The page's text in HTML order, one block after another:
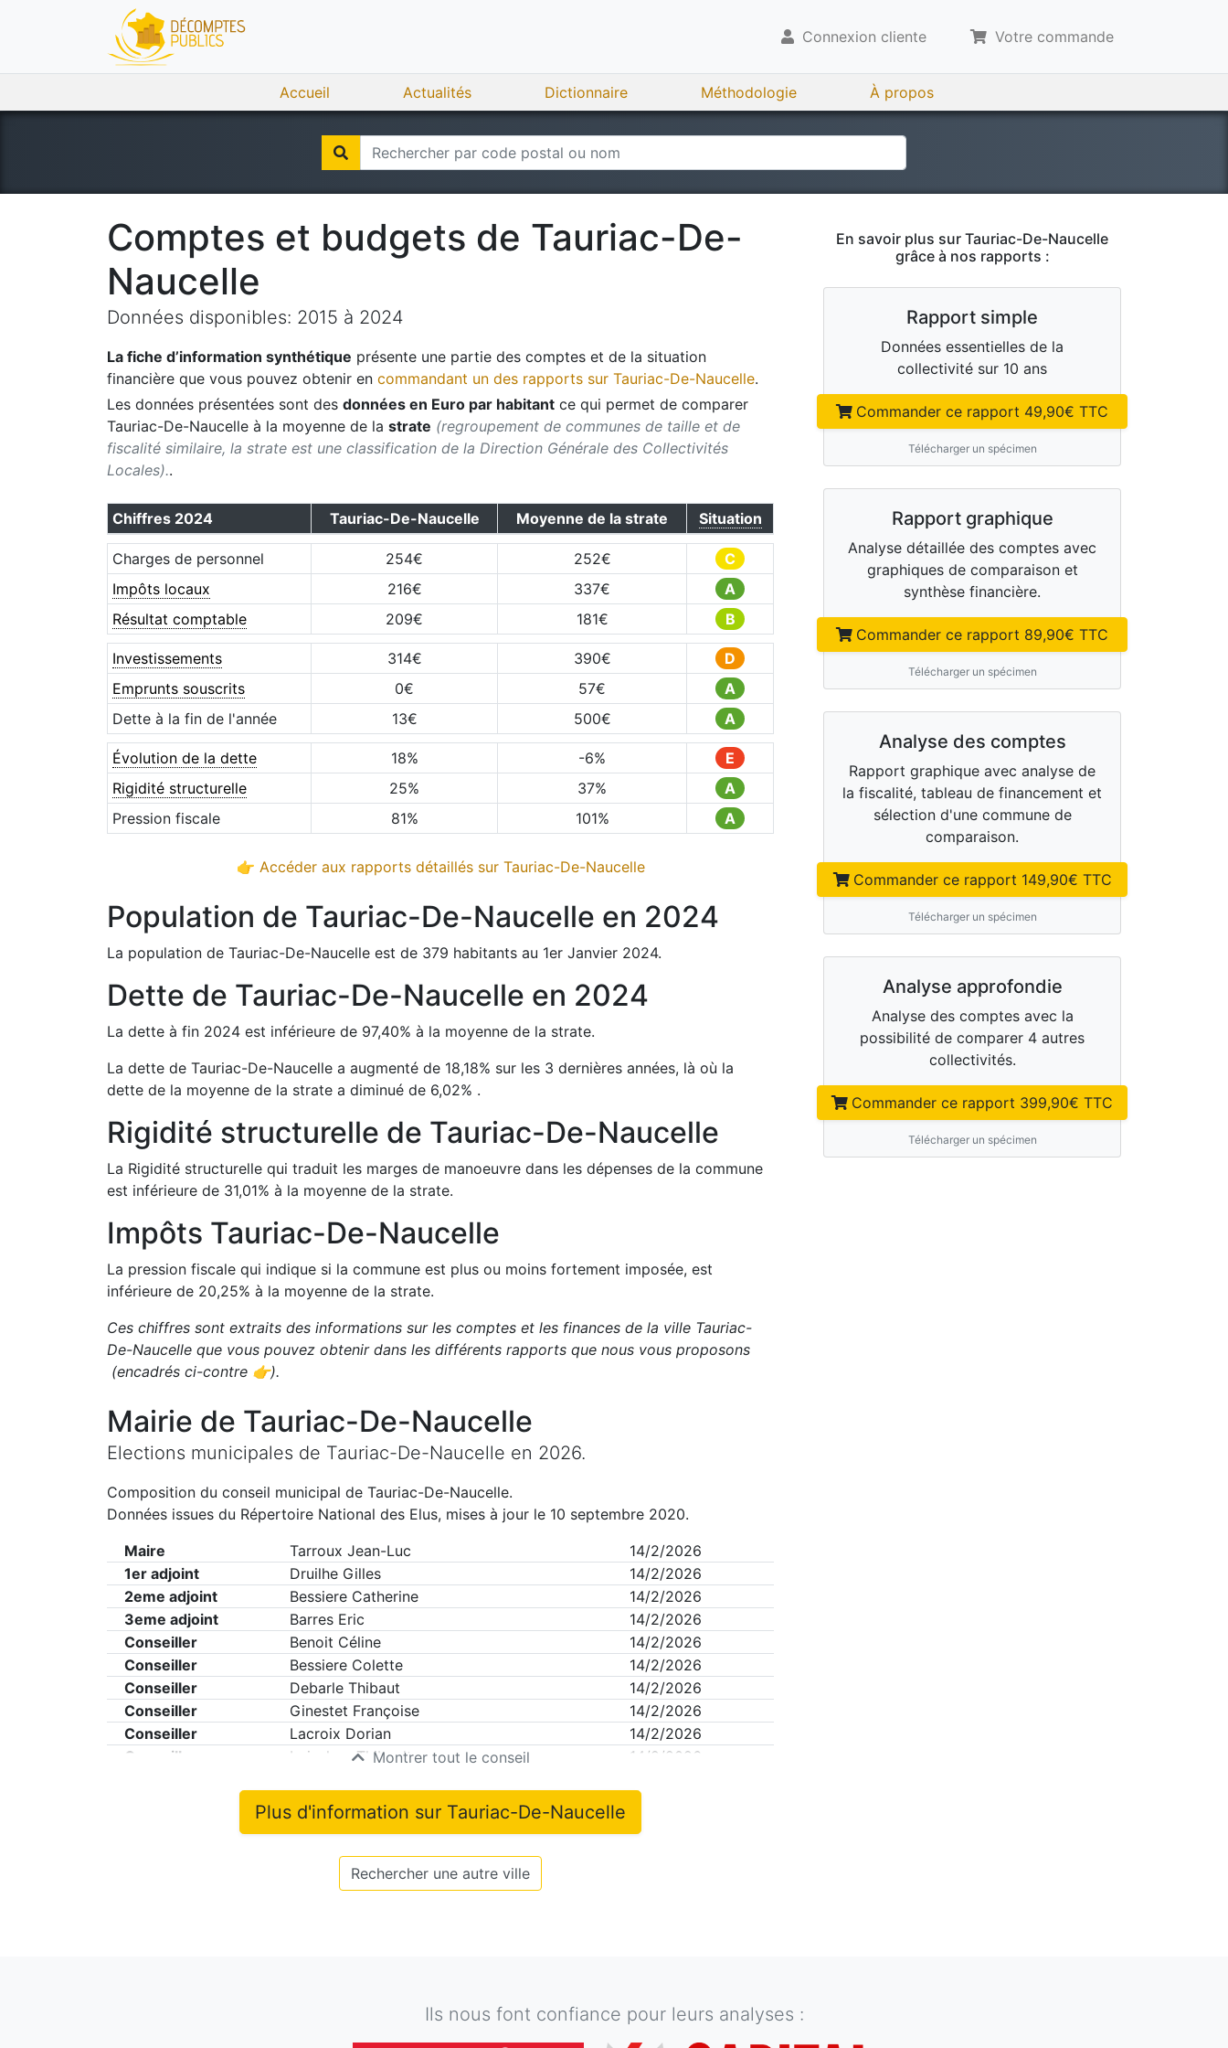
Connexion cliente Votre commande
Accueil Actualités Dictionnaire Méthodologie À propos
Comptes et budgets de Tauriac-De-
Naucelle
Données disponibles: 2015 à 2024
La fiche d’information synthétique présente une partie des comptes et de la situation
financière que vous pouvez obtenir en commandant un des rapports sur Tauriac-De-Naucelle.
Les données présentées sont des données en Euro par habitant ce qui permet de comparer
Tauriac-De-Naucelle à la moyenne de la strate (regroupement de communes de taille et de
fiscalité similaire, la strate est une classification de la Direction Générale des Collectivités
Locales)..
Chiffres 2024 Tauriac-De-Naucelle Moyenne de la strate Situation
Charges de personnel 254€ 252€
C
Impôts locaux
216€ 337€
A
Résultat comptable
209€ 181€ B
Investissements 314€ 390€
D
Emprunts souscrits
0€ 57€
A
Dette à la fin de l'année
13€ 500€ A
Évolution de la dette 18% -6%
E
Rigidité structurelle
25% 37%
A
Pression fiscale
81% 101% A
👉 Accéder aux rapports détaillés sur Tauriac-De-Naucelle
Population de Tauriac-De-Naucelle en 2024
La population de Tauriac-De-Naucelle est de 379 habitants au 1er Janvier 2024.
Dette de Tauriac-De-Naucelle en 2024
La dette à fin 2024 est inférieure de 97,40% à la moyenne de la strate.
La dette de Tauriac-De-Naucelle a augmenté de 18,18% sur les 3 dernières années, là où la
dette de la moyenne de la strate a diminué de 6,02% .
Rigidité structurelle de Tauriac-De-Naucelle
La Rigidité structurelle qui traduit les marges de manoeuvre dans les dépenses de la commune
est inférieure de 31,01% à la moyenne de la strate.
Impôts Tauriac-De-Naucelle
La pression fiscale qui indique si la commune est plus ou moins fortement imposée, est
inférieure de 20,25% à la moyenne de la strate.
Ces chiffres sont extraits des informations sur les comptes et les finances de la ville Tauriac-
De-Naucelle que vous pouvez obtenir dans les différents rapports que nous vous proposons
(encadrés ci-contre 👉).
Mairie de Tauriac-De-Naucelle
Elections municipales de Tauriac-De-Naucelle en 2026.
Composition du conseil municipal de Tauriac-De-Naucelle.
Données issues du Répertoire National des Elus, mises à jour le 10 septembre 2020.
Maire
Tarroux Jean-Luc
14/2/2026
1er adjoint
Druilhe Gilles
14/2/2026
2eme adjoint
Bessiere Catherine
14/2/2026
3eme adjoint
Barres Eric
14/2/2026
Conseiller
Benoit Céline
14/2/2026
Conseiller
Bessiere Colette
14/2/2026
Conseiller
Debarle Thibaut
14/2/2026
Conseiller
Ginestet Françoise
14/2/2026
Conseiller
Lacroix Dorian
14/2/2026
Conseiller
Loiseleur Thibault 14/2/2026
Montrer tout le conseil
Plus d'information sur Tauriac-De-Naucelle
Rechercher une autre ville
En savoir plus sur Tauriac-De-Naucelle
grâce à nos rapports :
Rapport simple
Données essentielles de la
collectivité sur 10 ans
Commander ce rapport 49,90€ TTC
Télécharger un spécimen
Rapport graphique
Analyse détaillée des comptes avec
graphiques de comparaison et
synthèse financière.
Commander ce rapport 89,90€ TTC
Télécharger un spécimen
Analyse des comptes
Rapport graphique avec analyse de
la fiscalité, tableau de financement et
sélection d'une commune de
comparaison.
Commander ce rapport 149,90€ TTC
Télécharger un spécimen
Analyse approfondie
Analyse des comptes avec la
possibilité de comparer 4 autres
collectivités.
Commander ce rapport 399,90€ TTC
Télécharger un spécimen
Ils nous font confiance pour leurs analyses :